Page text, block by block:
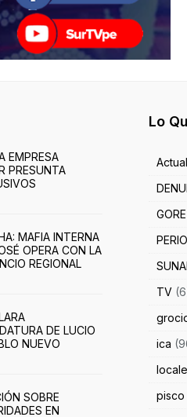
EMPRESA
PRESUNTA
MAFIA INTERNA
OPERA CON LA
REGIONAL
DE LUCIO
NUEVO
SOBRE
EN
Lo
TV
ica
pisco